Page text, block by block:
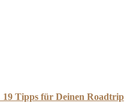
Tipps für Deinen Roadtrip